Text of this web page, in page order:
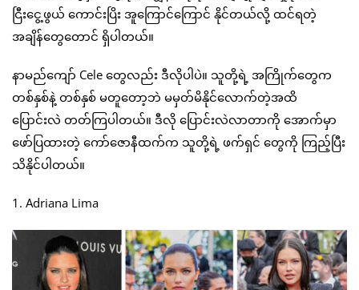
ငြီးငွေ့ဖွယ် ကောင်းပြိး အူကြောင်ကြောင် နိုင်တယ်လို့ ထင်ရတဲ့
အချိန်တွေတောင် ရှိပါတယ်။
နာမည်ကျော် Cele တွေလည်း ဒီလိုပါပဲ။ သူတို့ရဲ့ အကြိုက်တွေက
တစ်နှစ်နဲ့ တစ်နှစ် မတူတော့ဘဲ မမှတ်မိနိုင်လောက်တဲ့အထိ
ပြောင်းလဲ တတ်ကြပါတယ်။ ဒီလို ပြောင်းလဲလာတာကို အောက်မှာ
ဖော်ပြထားတဲ့ ကော်ဇောနီထက်က သူတို့ရဲ့ ဖက်ရှင် တွေကို ကြည့်ပြီး
သိနိုင်ပါတယ်။
1. Adriana Lima